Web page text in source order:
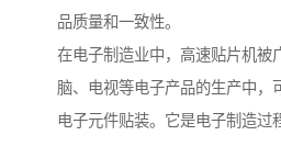
品质量和一致性。
在电子制造业中，高速贴片机被
脑、电视等电子产品的生产中，
电子元件贴装。它是电子制造过